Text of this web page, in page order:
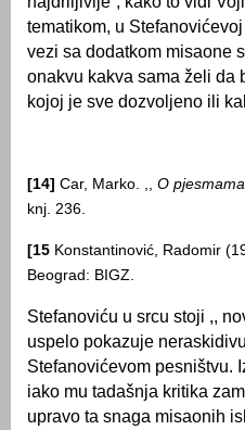
tematikom, u
vezi sa dodatkom misaone
onakvu kakva sama želi da
kojoj je sve dozvolјeno ili
[14] Car, Marko. ,, O
knj. 236.
[15 Konstantinović, Radomir
Beograd: BIGZ.
Stefanoviću u srcu stoji ,,
uspelo pokazuje
Stefanovićevom pesništvu.
iako mu tadašnja kritika
upravo ta snaga misaonih